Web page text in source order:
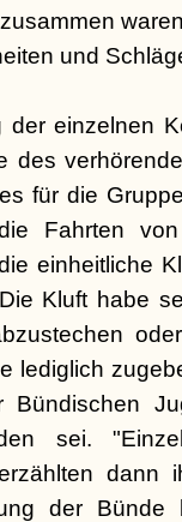
und
einzelnen
des
für die
Fahrten
einheitliche
Kluft habe
lediglich
sei.
dann
der Bünde